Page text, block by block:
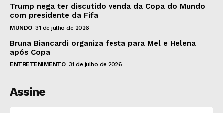
Trump nega ter discutido venda da Copa do Mundo
com presidente da Fifa
MUNDO 31 de julho de 2026
Bruna Biancardi organiza festa para Mel e Helena
após Copa
ENTRETENIMENTO 31 de julho de 2026
Assine